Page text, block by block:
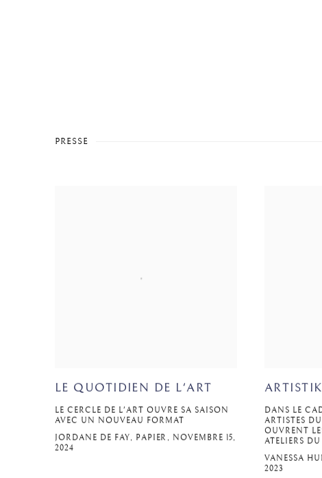
PRESSE
LE QUOTIDIEN DE L'ART
LE CERCLE DE L'ART OUVRE SA SAISON
AVEC UN NOUVEAU FORMAT
JORDANE DE FAY, PAPIER, NOVEMBRE 15,
2024
DANS LE
ARTISTES
OUVRENT
ATELIERS
VANESSA
2023